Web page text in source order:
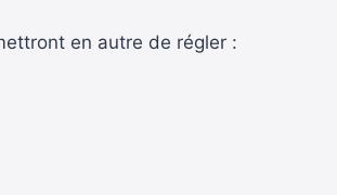
en autre de régler :